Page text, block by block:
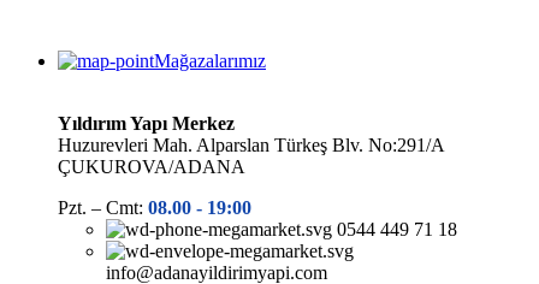
Mağazalarımız
Yıldırım Yapı Merkez
Huzurevleri Mah. Alparslan Türkeş Blv. No:291/A
ÇUKUROVA/ADANA
Pzt. – Cmt: 08.00 - 19:00
0544 449 71 18
info@adanayildirimyapi.com